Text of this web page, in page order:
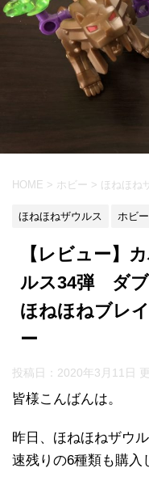
HOME > ホビー > ほねほね
ほねほねザウルス ホビー
【レビュー】
ルス34弾 ダ
ほねほねブレ
ー
投稿日：2020年3月11日
皆様こんばんは。
昨日、ほねほねザウ
速残りの6種類も購入